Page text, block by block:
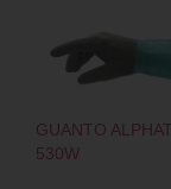
GUANTO
530W